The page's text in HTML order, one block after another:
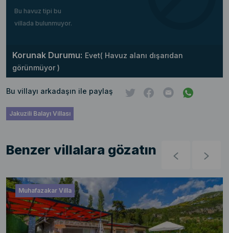
Bu havuz tipi bu
villada bulunmuyor.
Korunak Durumu: Evet( Havuz alanı dışarıdan
görünmüyor )
Bu villayı arkadaşın ile paylaş
Jakuzili Balayı Villası
Benzer villalara gözatın
Muhafazakar Villa